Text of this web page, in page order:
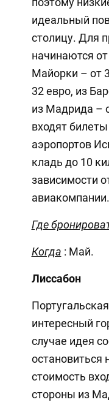
идеальный
столицу. Для
начинаются
Майорки – от
32 евро, из
из Мадрида –
входят
аэропортов
кладь до 10
зависимости
авиакомпании.
Где
Когда : Май.
Лиссабон
интересный
случае идея
остановиться
стоимость
стороны из